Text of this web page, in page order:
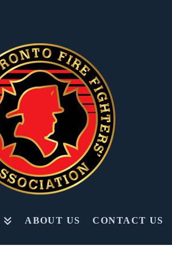
ABOUT US CONTACT US